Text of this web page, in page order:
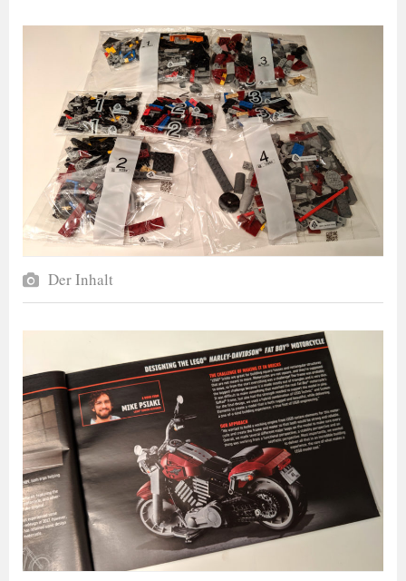
Der Inhalt